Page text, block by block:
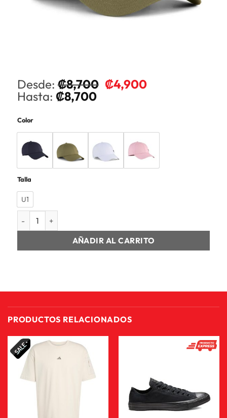
Desde:₡8,700 ₡4,900
Hasta: ₡8,700
Color
Talla
U1
GORRAS UNISEX ESS METAL PUMA CAT BB CAP cantidad
AÑADIR AL CARRITO
PRODUCTOS RELACIONADOS